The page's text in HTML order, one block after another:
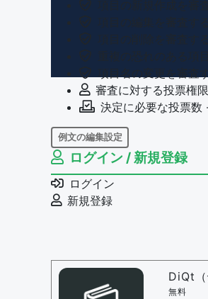
審査に対する投票権
決定に必要な投票数
例文の編集設定
例文の編集権限を持
例文の削除を審査す
審査に対する投票権
決定に必要な投票数 -
問題の編集権限を持
審査に対する投票権
決定に必要な投票数 -
ログイン / 新規登録
ログイン
新規登録
DiQt（
無料